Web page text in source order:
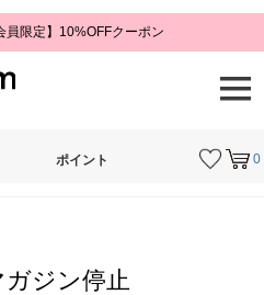
員限定】10%OFFクーポン
0
ポイント
ガジン停止